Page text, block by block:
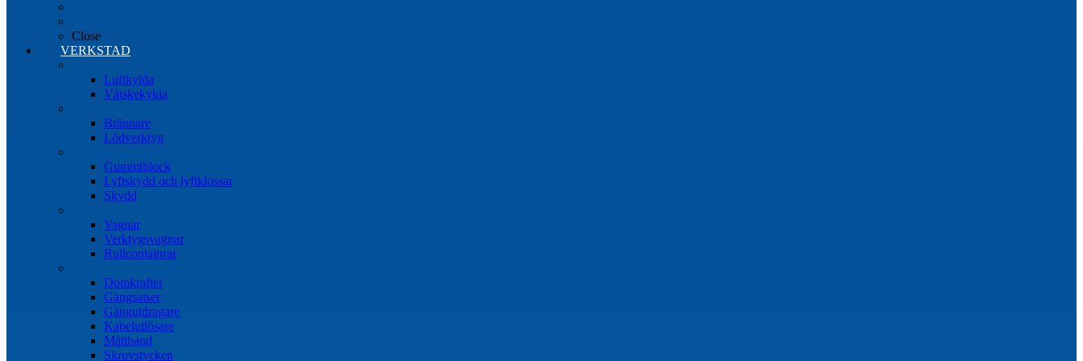
Close
VERKSTAD
Luftkylda
Vätskekylda
Brännare
Lödverktyg
Gummiblock
Lyftskydd och lyftklossar
Skydd
Vagnar
Verktygsvagnar
Rullcontainrar
Domkrafter
Gängsatser
Gängutdragare
Kabelutlösare
Måttband
Skruvstycken